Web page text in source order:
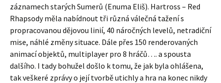
záznamech starých Sumerů (Enuma Eliš). Hartross – Red
Rhapsody měla nabídnout tři různá válečná tažení s
propracovanou dějovou linií, 40 náročných levelů, netradiční
mise, náhlé změny situace. Dále přes 150 renderovaných
animací objektů, multiplayer pro 8 hráčů…. a spousta
dalšího. I tady bohužel došlo k tomu, že jak byla ohlášena,
tak veškeré zprávy o její tvorbě utichly a hra na konec nikdy